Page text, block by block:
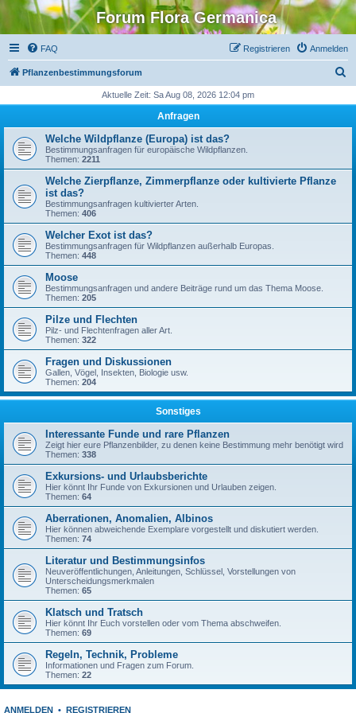
Forum Flora Germanica
FAQ Anmelden
Registrieren
Pflanzenbestimmungsforum
h
Aktuelle Zeit: Sa Aug 08, 2026 12:04 pm
Anfragen
Welche Wildpflanze (Europa) ist das?
Bestimmungsanfragen für europäische Wildpflanzen.
Themen: 2211
Welche Zierpflanze, Zimmerpflanze oder kultivierte Pflanze
ist das?
Bestimmungsanfragen kultivierter Arten.
Themen: 406
Welcher Exot ist das?
Bestimmungsanfragen für Wildpflanzen außerhalb Europas.
Themen: 448
Moose
Bestimmungsanfragen und andere Beiträge rund um das Thema Moose.
Themen: 205
Pilze und Flechten
Pilz- und Flechtenfragen aller Art.
Themen: 322
Fragen und Diskussionen
Gallen, Vögel, Insekten, Biologie usw.
Themen: 204
Sonstiges
Interessante Funde und rare Pflanzen
Zeigt hier eure Pflanzenbilder, zu denen keine Bestimmung mehr benötigt wird
Themen: 338
Exkursions- und Urlaubsberichte
Hier könnt Ihr Funde von Exkursionen und Urlauben zeigen.
Themen: 64
Aberrationen, Anomalien, Albinos
Hier können abweichende Exemplare vorgestellt und diskutiert werden.
Themen: 74
Literatur und Bestimmungsinfos
Neuveröffentlichungen, Anleitungen, Schlüssel, Vorstellungen von
Unterscheidungsmerkmalen
Themen: 65
Klatsch und Tratsch
Hier könnt Ihr Euch vorstellen oder vom Thema abschweifen.
Themen: 69
Regeln, Technik, Probleme
Informationen und Fragen zum Forum.
Themen: 22
ANMELDEN • REGISTRIEREN